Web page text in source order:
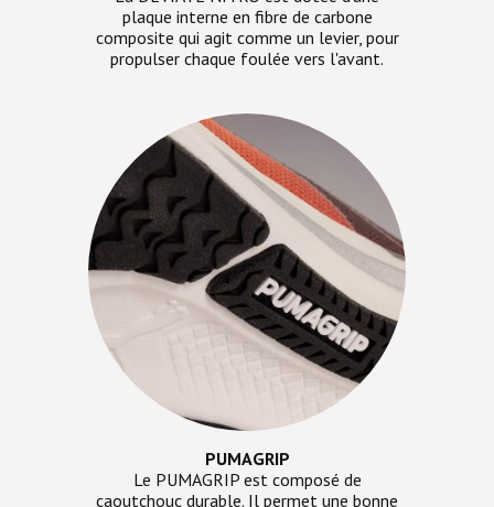
plaque interne en fibre de carbone
composite qui agit comme un levier, pour
propulser chaque foulée vers l'avant.
PUMAGRIP
Le PUMAGRIP est composé de
caoutchouc durable. Il permet une bonne